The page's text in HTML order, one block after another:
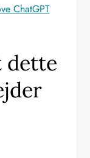
ChatGPT
dette